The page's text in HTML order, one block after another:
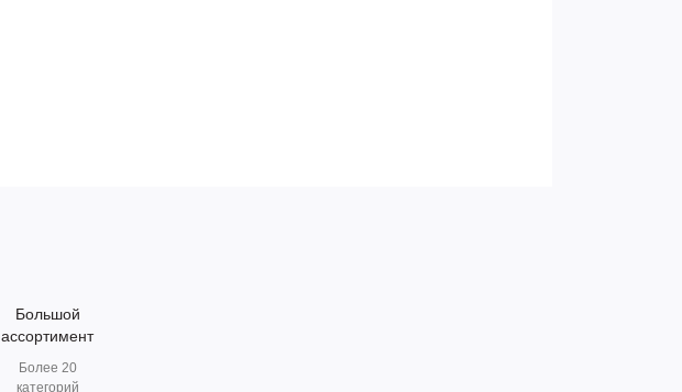
Большой
ассортимент
Более 20
категорий